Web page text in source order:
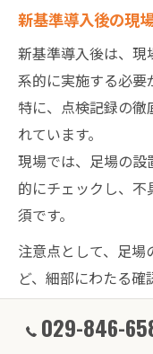
新基準導入後の現
新基準導入後は、
系的に実施する必要
特に、点検記録の
れています。
現場では、足場の
的にチェックし、
須です。
注意点として、足
ど、細部にわたる確
また、墜落防止ネ
いても、新基準に
029-846-